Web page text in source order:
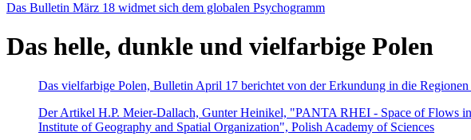
Das Bulletin März 18 widmet sich dem globalen Psychogramm
Das helle, dunkle und vielfarbige Polen
Das vielfarbige Polen, Bulletin April 17 berichtet von der Erkundung in die Regionen
Der Artikel H.P. Meier-Dallach, Gunter Heinikel, "PANTA RHEI - Space of Flows
Institute of Geography and Spatial Organization", Polish Academy of Sciences